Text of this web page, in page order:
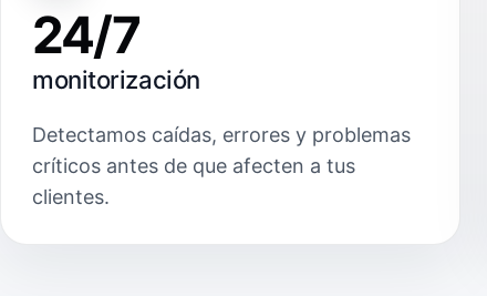
24/7
monitorización
Detectamos caídas, errores y problemas
críticos antes de que afecten a tus
clientes.